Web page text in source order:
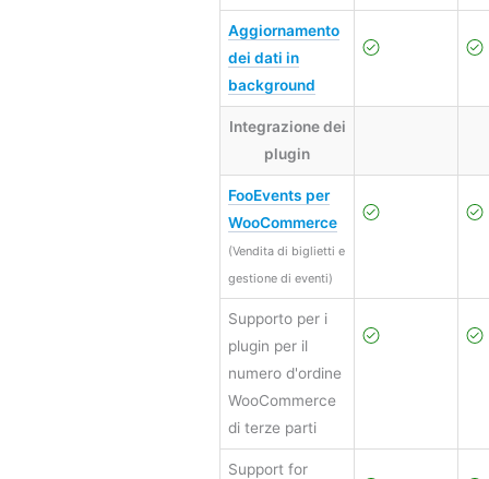
Aggiornamento
dei dati in
background
Integrazione dei
plugin
FooEvents per
WooCommerce
(Vendita di biglietti e
gestione di eventi)
Supporto per i
plugin per il
numero d'ordine
WooCommerce
di terze parti
Support for